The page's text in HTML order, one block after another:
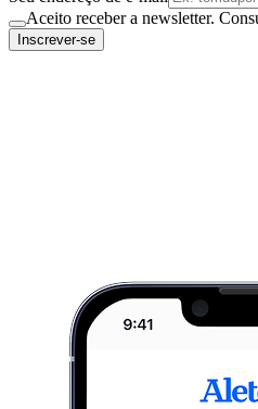
Aceito receber a newsletter.
Inscrever-se